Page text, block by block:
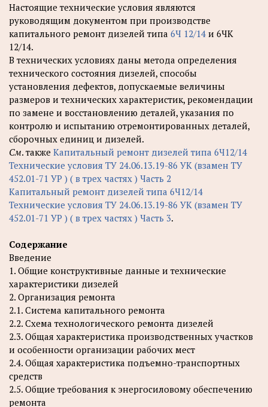
Настоящие технические условия являются
руководящим документом при производстве
капитального ремонт дизелей типа 6Ч 12/14 и 6ЧК
12/14.
В технических условиях даны метода определения
технического состояния дизелей, способы
установления дефектов, допускаемые величины
размеров и технических характеристик, рекомендации
по замене и восстановлению деталей, указания по
контролю и испытанию отремонтированных деталей,
сборочных единиц и дизелей.
См. также Капитальный ремонт дизелей типа 6Ч12/14
Технические условия ТУ 24.06.13.19-86 УК (взамен ТУ
452.01-71 УР ) ( в трех частях ) Часть 2
Капитальный ремонт дизелей типа 6Ч12/14
Технические условия ТУ 24.06.13.19-86 УК (взамен ТУ
452.01-71 УР ) ( в трех частях ) Часть 3.
Содержание
Введение
1. Общие конструктивные данные и технические
характеристики дизелей
2. Организация ремонта
2.1. Система капитального ремонта
2.2. Схема технологического ремонта дизелей
2.3. Общая характеристика производственных участков
и особенности организации рабочих мест
2.4. Общая характеристика подъемно-транспортных
средств
2.5. Общие требования к энергосиловому обеспечению
ремонта